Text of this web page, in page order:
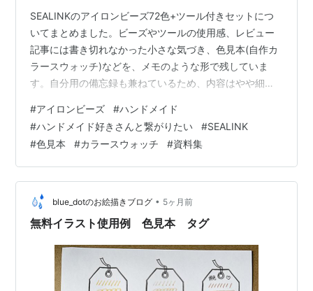
SEALINKのアイロンビーズ72色+ツール付きセットにつ
いてまとめました。ビーズやツールの使用感、レビュー
記事には書き切れなかった小さな気づき、色見本(自作カ
ラースウォッチ)などを、メモのような形で残していま
す。自分用の備忘録も兼ねているため、内容はやや細か
えで、もっと詳しく知りたい方だけ読んでいただければ
と思います。普通のレビュー記事はこちらです👇 pixel-
handmade.hatenablog.com pixel-
handmade.hatenablog.com － － － － － － － － － －
－ － ビーズについて サイズ感 …
#アイロンビーズ #ハンドメイド
#ハンドメイド好きさんと繋がりたい #SEALINK
#色見本 #カラースウォッチ #資料集
blue_dotのお絵描きブログ • 5ヶ月前
無料イラスト使用例 色見本 タグ